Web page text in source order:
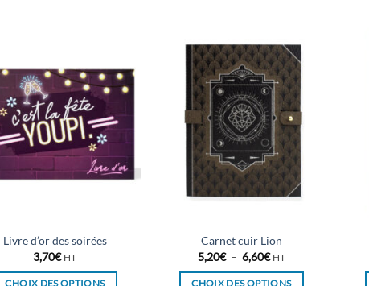
variations.
Les
options
peuvent
être
choisies
sur
du
produit
plusieurs
variations.
Les
options
peuvent
être
choisies
sur
la
du
produit
Livre d’or des soirées
3,70€ HT
CHOIX DES OPTIONS
Carnet cuir Lion
5,20€ – 6,60€Plage
prix :
HT
CHOIX DES OPTIONS